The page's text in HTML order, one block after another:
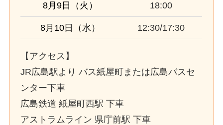
8月9日（火） 18:00
8月10日（水） 12:30/17:30
【アクセス】
JR広島駅より バス紙屋町または広島バスセ
ンター下車
広島鉄道 紙屋町西駅 下車
アストラムライン 県庁前駅 下車